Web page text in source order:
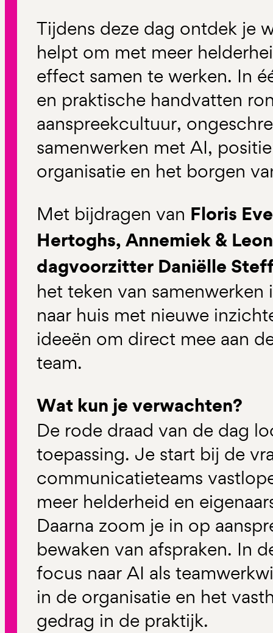
Tijdens deze dag ontdek je
helpt om met meer
effect samen te werken. In
en praktische handvatten
aanspreekcultuur,
samenwerken met AI,
organisatie en het borgen
Met bijdragen van Floris
Hertoghs, Annemiek &
dagvoorzitter Daniëlle
het teken van
naar huis met nieuwe
ideeën om direct mee aan
team.
Wat kun je verwachten?
De rode draad van de dag
toepassing. Je start bij de
communicatieteams
meer helderheid en
Daarna zoom je in op
bewaken van afspraken. In
focus naar AI als
in de organisatie en het
gedrag in de praktijk.